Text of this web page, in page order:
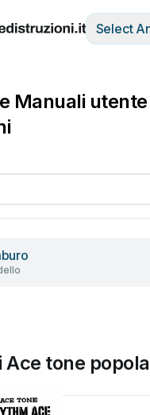
EspañolItaliano
Select
Manuali utente
Ace tone